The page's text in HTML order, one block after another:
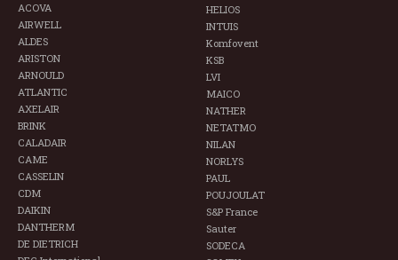
ACOVA
AIRWELL
ALDES
ARISTON
ARNOULD
ATLANTIC
AXELAIR
BRINK
CALADAIR
CAME
CASSELIN
CDM
DAIKIN
DANTHERM
DE DIETRICH
HELIOS
INTUIS
Komfovent
KSB
LVI
MAICO
NATHER
NETATMO
NILAN
NORLYS
PAUL
POUJOULAT
S&P France
Sauter
SODECA